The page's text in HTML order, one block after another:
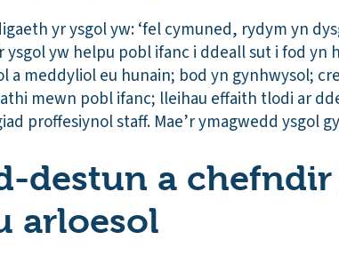
yr ysgol yw: ‘fel cymuned, rydym yn
ysgol yw helpu pobl ifanc i ddeall sut i fod
a meddyliol eu hunain; bod yn gynhwysol;
mewn pobl ifanc; lleihau effaith tlodi ar
proffesiynol staff. Mae’r ymagwedd ysgol
destun a
arloesol